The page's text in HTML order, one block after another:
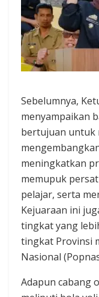
Sebelumnya,
menyampaikan
bertujuan untuk
meningkatkan
memupuk
pelajar, serta
Kejuaraan ini
tingkat yang
tingkat Provinsi
Nasional
Adapun cabang